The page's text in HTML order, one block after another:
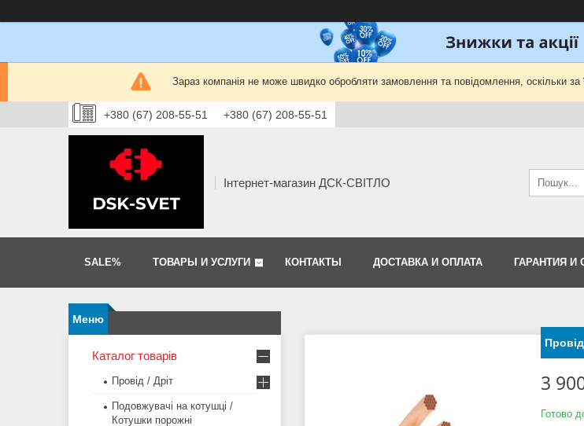
Зараз компанія не може швидко обробляти замовлення та повідомлення, оскільки
+380 (67) 208-55-51 +380 (67) 208-55-51
Інтернет-магазин ДСК-СВІТЛО
SALE% ТОВАРЫ И УСЛУГИ КОНТАКТЫ ДОСТАВКА И ОПЛАТА ГАРАНТИЯ И
3
Готово
Каталог товарів
Провід / Дріт
Подовжувачі на котушці /
Котушки порожні